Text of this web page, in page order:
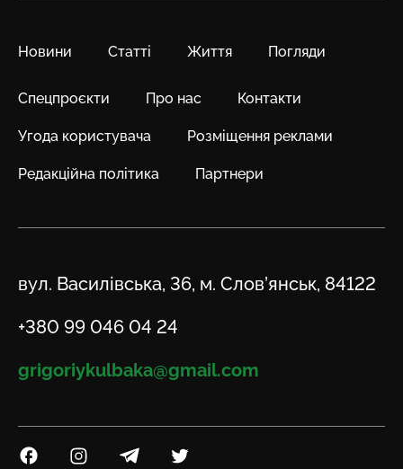
Новини Статті Життя Погляди
Спецпроєкти Про нас Контакти
Угода користувача Розміщення реклами
Редакційна політика Партнери
Адреса
вул. Василівська, 36, м. Слов’янськ, 84122
Телефон
+380 99 046 04 24
Email
grigoriykulbaka@gmail.com
Посилання на Facebook
Посилання на Instagram
Посилання на Telegram
Посилання на Twitter